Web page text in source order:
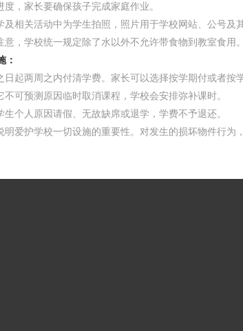
，家长要确保孩子完成家庭作业。
相关活动中为学生拍照，照片用于学校网站、公号及
，学校统一规定除了水以外不允许带食物到教室食用。
：
起两周之内付清学费。家长可以选择按学期付或者按学
可预测原因临时取消课程，学校会安排弥补课时。
个人原因请假、无故缺席或退学，学费不予退还。
爱护学校一切设施的重要性。对发生的损坏物件行为